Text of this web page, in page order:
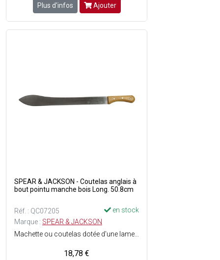
Plus d'infos Ajouter
SPEAR & JACKSON - Coutelas anglais à
bout pointu manche bois Long. 50.8cm
Réf. : QC07205
en stock
Marque : SPEAR & JACKSON
18,78 €